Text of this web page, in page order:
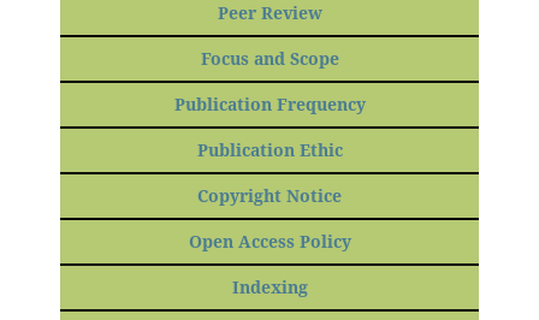
Peer Review
Focus and Scope
Publication Frequency
Publication Ethic
Copyright Notice
Open Access Policy
Indexing